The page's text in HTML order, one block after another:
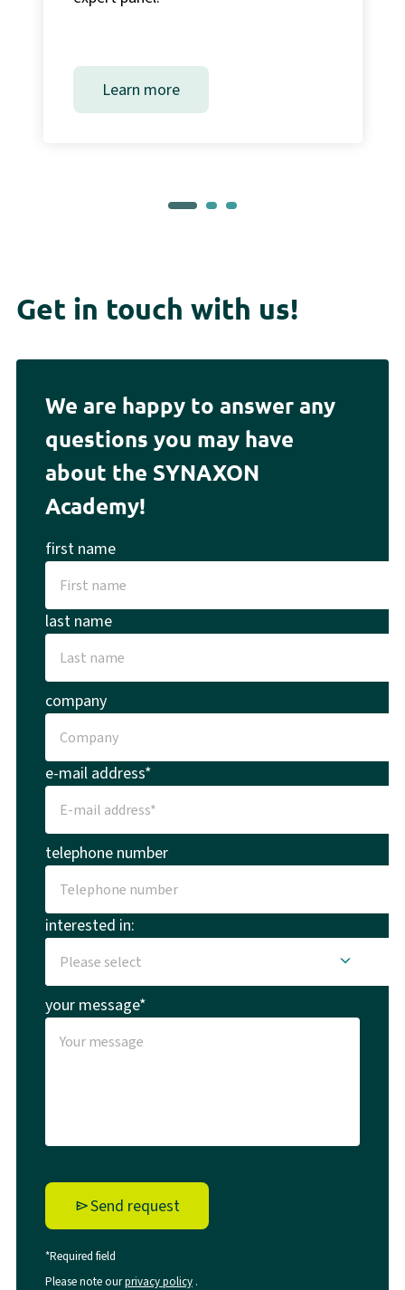
Learn more
Get in touch with us!
We are happy to answer any
questions you may have
about the SYNAXON
Academy!
first name
last name
company
e-mail address*
telephone number
interested in:
your message*
Send request
*Required field
Please note ourprivacy policy.